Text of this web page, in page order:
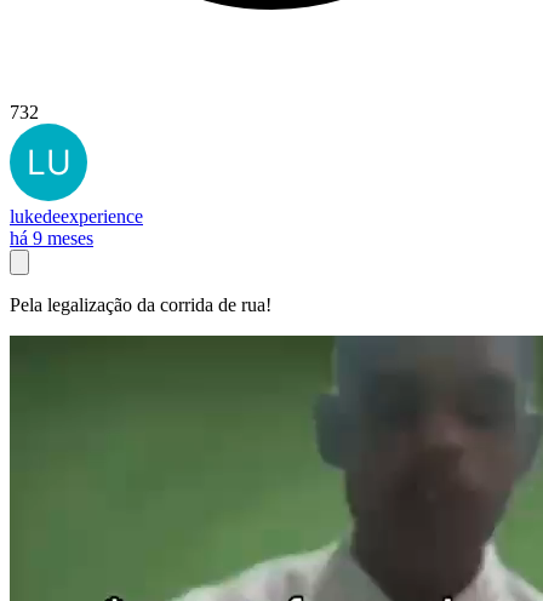
732
lukedeexperience
há 9 meses
Pela legalização da corrida de rua!